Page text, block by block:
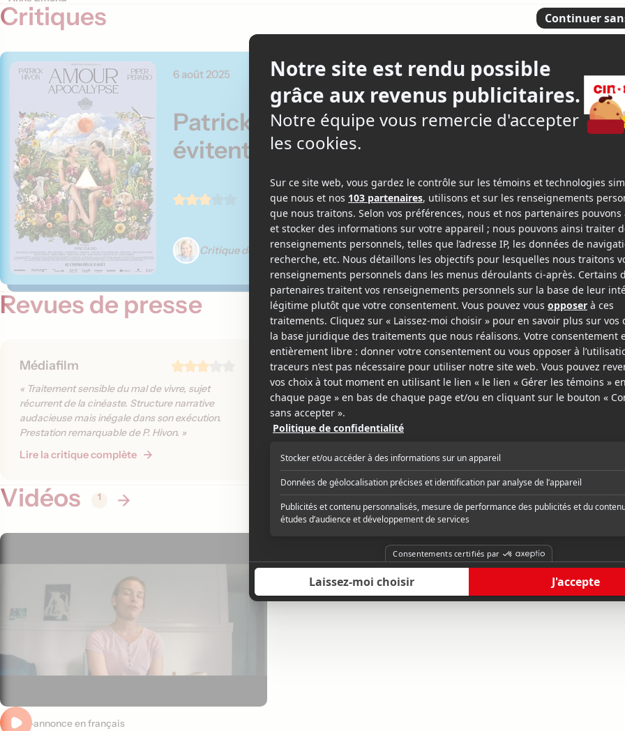
Critiques
6 août 2025
Patrick Hivon et Piper Perabo
évitent la fin du monde
Critique de Marie-Hélène Raymond
6
Revues de presse
Médiafilm
« Traitement sensible du mal de vivre, sujet
récurrent de la cinéaste. Structure narrative
audacieuse mais inégale dans son exécution.
Prestation remarquable de P. Hivon. »
Lire la critique complète
La Presse
« Au milieu du chaos ambiant qu’orchestre
Anne Émond, qui tire totalement profit des
paysages miniers avec la complicité d’Olivier
Gossot à la photo, Patrick Hivon, au sommet de
duo aussi irrésistible qu’improbable. »
Lire la critique complète
Journal de
« On apprécie
détails de ce Amour
delà d’une simple
Vidéos 1
Bande-annonce en français